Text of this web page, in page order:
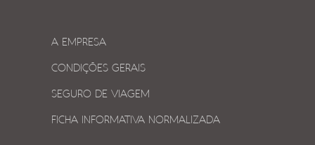
A EMPRESA
CONDIÇÕES GERAIS
SEGURO DE VIAGEM
FICHA INFORMATIVA NORMALIZADA